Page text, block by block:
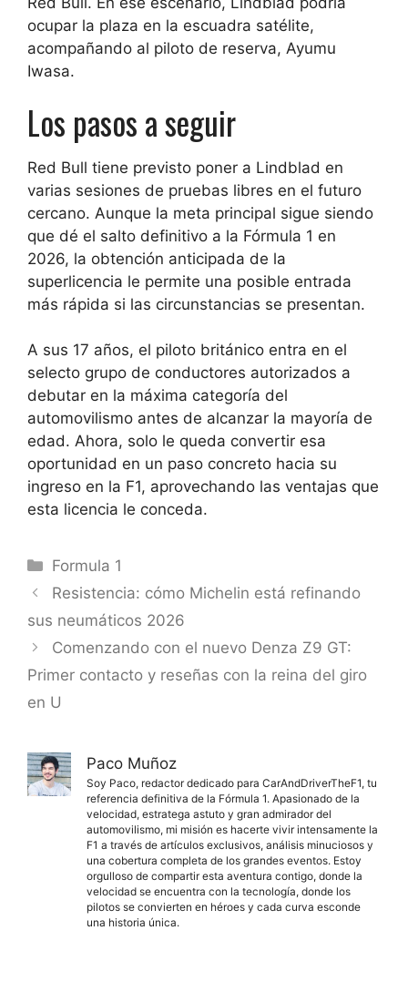
ocupar la plaza en la escuadra satélite,
acompañando al piloto de reserva, Ayumu
Iwasa.
Los pasos a seguir
Red Bull tiene previsto poner a Lindblad en
varias sesiones de pruebas libres en el futuro
cercano. Aunque la meta principal sigue siendo
que dé el salto definitivo a la Fórmula 1 en
2026, la obtención anticipada de la
superlicencia le permite una posible entrada
más rápida si las circunstancias se presentan.
A sus 17 años, el piloto británico entra en el
selecto grupo de conductores autorizados a
debutar en la máxima categoría del
automovilismo antes de alcanzar la mayoría de
edad. Ahora, solo le queda convertir esa
oportunidad en un paso concreto hacia su
ingreso en la F1, aprovechando las ventajas que
esta licencia le conceda.
Categorías
Formula 1
Resistencia: cómo Michelin está refinando
sus neumáticos 2026
Comenzando con el nuevo Denza Z9 GT:
Primer contacto y reseñas con la reina del giro
en U
Paco Muñoz
Soy Paco, redactor dedicado para CarAndDriverTheF1, tu
referencia definitiva de la Fórmula 1. Apasionado de la
velocidad, estratega astuto y gran admirador del
automovilismo, mi misión es hacerte vivir intensamente la
F1 a través de artículos exclusivos, análisis minuciosos y
una cobertura completa de los grandes eventos. Estoy
orgulloso de compartir esta aventura contigo, donde la
velocidad se encuentra con la tecnología, donde los
pilotos se convierten en héroes y cada curva esconde
una historia única.